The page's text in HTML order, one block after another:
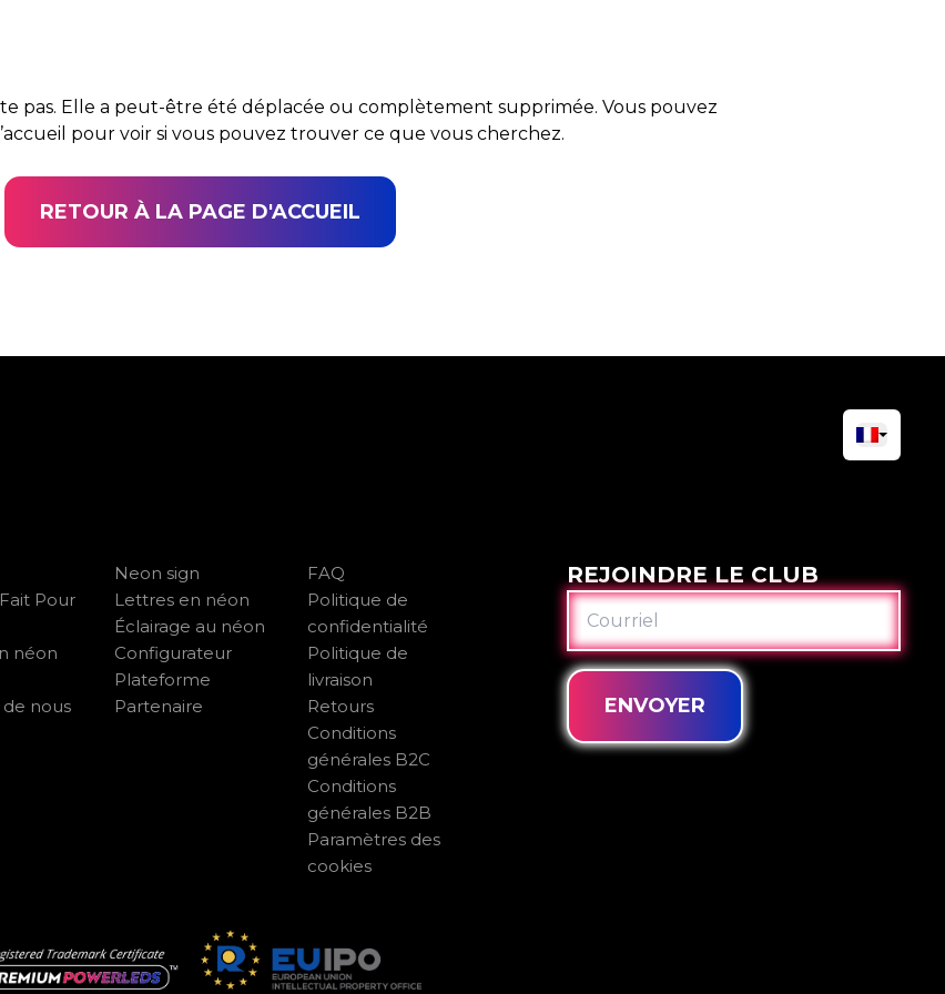
pas. Elle a peut-être été déplacée ou complètement supprimée. Vous pouvez
pour voir si vous pouvez trouver ce que vous cherchez.
RETOUR À LA PAGE D'ACCUEIL
Pour
néon
nous
Neon sign
Lettres en néon
Éclairage au néon
Configurateur
Plateforme
Partenaire
FAQ
Politique de
confidentialité
Politique de
livraison
Retours
Conditions
générales B2C
Conditions
générales B2B
Paramètres des
cookies
REJOINDRE LE CLUB
COURRIEL
ENVOYER